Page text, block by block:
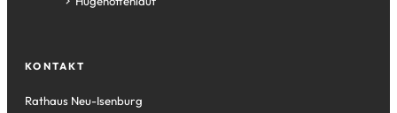
Tab)
neuen
KONTAKT
Rathaus Neu-Isenburg